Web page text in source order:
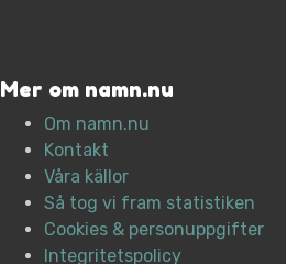
Mer om namn.nu
Om namn.nu
Kontakt
Våra källor
Så tog vi fram statistiken
Cookies & personuppgifter
Integritetspolicy